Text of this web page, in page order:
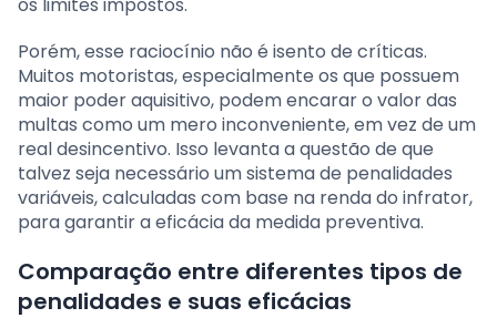
Porém, esse raciocínio não é isento de críticas.
Muitos motoristas, especialmente os que possuem
maior poder aquisitivo, podem encarar o valor das
multas como um mero inconveniente, em vez de um
real desincentivo. Isso levanta a questão de que
talvez seja necessário um sistema de penalidades
variáveis, calculadas com base na renda do infrator,
para garantir a eficácia da medida preventiva.
Comparação entre diferentes tipos de
penalidades e suas eficácias